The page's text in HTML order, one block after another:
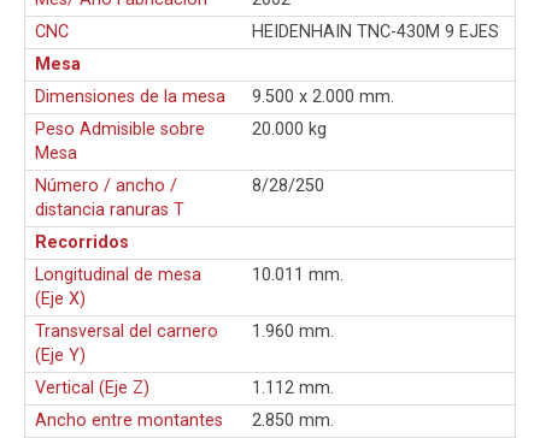
CNC
HEIDENHAIN TNC-430M 9 EJES
Mesa
Dimensiones de la mesa
9.500 x 2.000 mm.
Peso Admisible sobre
Mesa
20.000 kg
Número / ancho /
distancia ranuras T
8/28/250
Recorridos
Longitudinal de mesa
(Eje X)
10.011 mm.
Transversal del carnero
(Eje Y)
1.960 mm.
Vertical (Eje Z)
1.112 mm.
Ancho entre montantes
2.850 mm.